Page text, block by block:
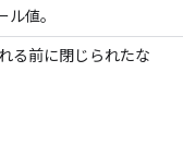
値。
る前に閉じられたな